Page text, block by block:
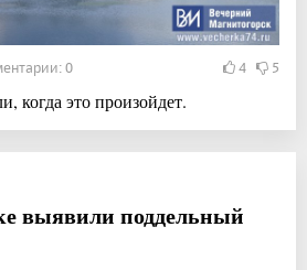
0 4 5
когда это произойдет.
выявили поддельный